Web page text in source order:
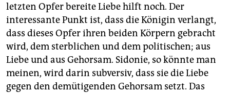
letzten Opfer bereite Liebe hilft noch. Der
interessante Punkt ist, dass die Königin verlangt,
dass dieses Opfer ihren beiden Körpern gebracht
wird, dem sterblichen und dem politischen; aus
Liebe und aus Gehorsam. Sidonie, so könnte man
meinen, wird darin subversiv, dass sie die Liebe
gegen den demütigenden Gehorsam setzt. Das